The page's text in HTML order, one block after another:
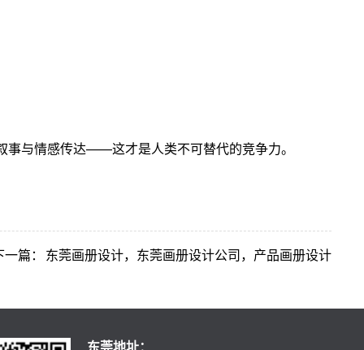
事与情感传达——这才是人类不可替代的竞争力。
篇： 东莞画册设计，东莞画册设计公司，产品画册设计